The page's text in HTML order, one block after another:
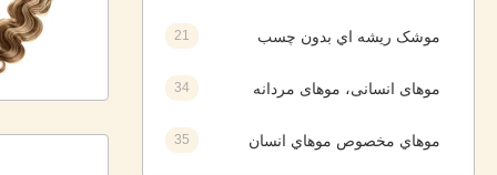
موشک ريشه اي بدون چسب 21
موهای انسانی، موهای مردانه 34
موهاي مخصوص موهاي انسان 35